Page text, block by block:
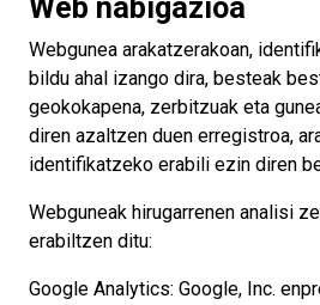
Web nabigazioa
Webgunea arakatzerakoan,
bildu ahal izango dira, besteak
geokokapena, zerbitzuak eta
diren azaltzen duen erregistroa,
identifikatzeko erabili ezin diren
Webguneak hirugarrenen analisi
erabiltzen ditu:
Google Analytics: Google, Inc.